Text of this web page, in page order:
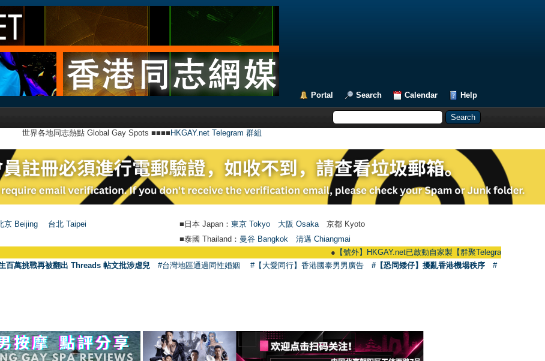
Portal Search Calendar Help
世界各地同志熱點 Global Gay Spots ■■■■ HKGAY.net Telegram 群組
京 Beijing 台北 Taipei ■日本 Japan： 東京 Tokyo 大阪 Osaka 京都 Kyoto
■泰國 Thailand： 曼谷 Bangkok
清邁 Chiangmai
【號外】HKGAY.net已啟動自家製【群聚Telegram群組】
百萬挑戰再被翻出 Threads 帖文批涉虐兒 #台灣地區通過同性婚姻 #【大愛同行】香港國泰男男廣告 #【恐同矮仔】擾亂香港機場秩序
#